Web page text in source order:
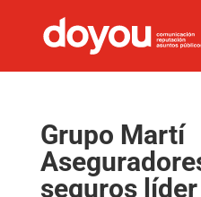
Grupo Martí
seguros